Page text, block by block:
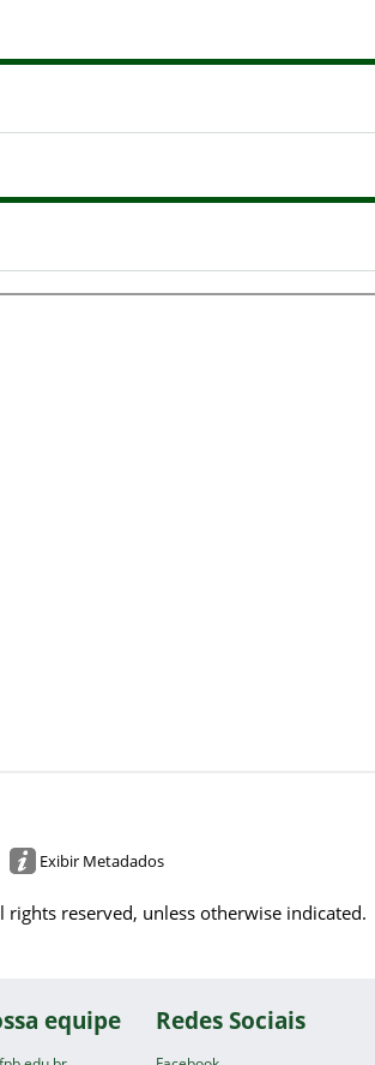
Exibir Metadados
reserved, unless otherwise indicated.
equipe Redes Sociais